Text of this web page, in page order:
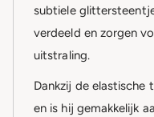
subtiele
verdeeld en zorgen
uitstraling.
Dankzij de
en is hij gemakkelijk